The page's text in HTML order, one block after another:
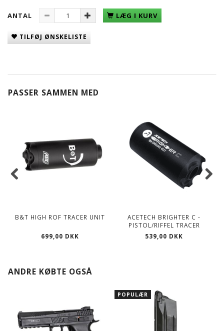
ANTAL LÆG I KURV
TILFØJ ØNSKELISTE
PASSER SAMMEN MED
B&T HIGH ROF TRACER UNIT
699,00 DKK
ACETECH BRIGHTER C -
PISTOL/RIFFEL TRACER
539,00 DKK
ANDRE KØBTE OGSÅ
POPULÆR